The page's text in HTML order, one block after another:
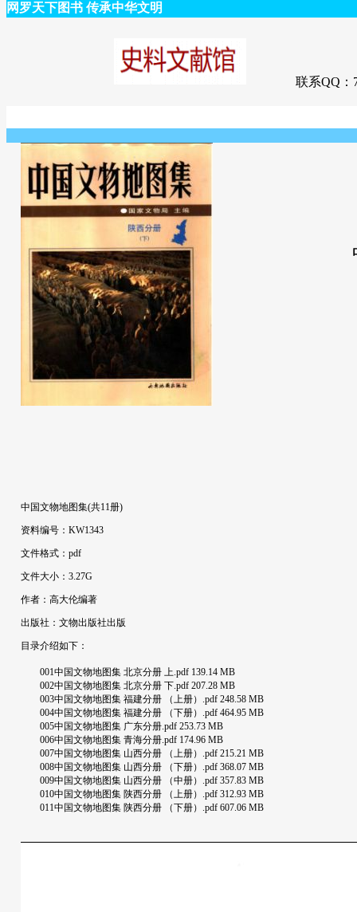
网罗天下图书 传承中华文明
联系QQ：
中国文物地图集(共11册)
资料编号：KW1343
文件格式：pdf
文件大小：3.27G
作者：高大伦编著
出版社：文物出版社出版
目录介绍如下：
001中国文物地图集 北京分册 上.pdf 139.14 MB
002中国文物地图集 北京分册 下.pdf 207.28 MB
003中国文物地图集 福建分册 （上册）.pdf 248.58 MB
004中国文物地图集 福建分册 （下册）.pdf 464.95 MB
005中国文物地图集 广东分册.pdf 253.73 MB
006中国文物地图集 青海分册.pdf 174.96 MB
007中国文物地图集 山西分册 （上册）.pdf 215.21 MB
008中国文物地图集 山西分册 （下册）.pdf 368.07 MB
009中国文物地图集 山西分册 （中册）.pdf 357.83 MB
010中国文物地图集 陕西分册 （上册）.pdf 312.93 MB
011中国文物地图集 陕西分册 （下册）.pdf 607.06 MB